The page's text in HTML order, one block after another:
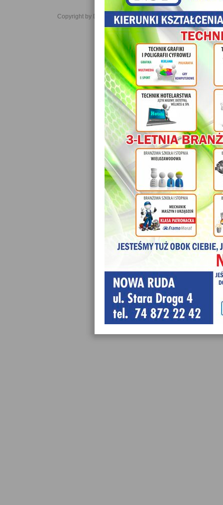
Copyright by Daniel JabĹoĹski 2006-2021. All rights